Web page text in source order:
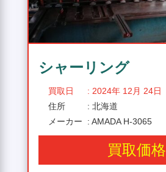
シャーリング
買取日
: 2024年 12月 24日
住所
: 北海道
メーカー
: AMADA H-3065
買取価格